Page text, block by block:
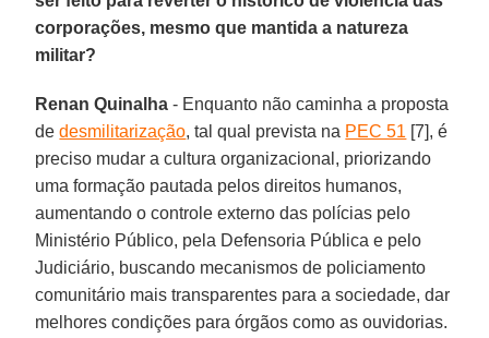
corporações, mesmo que mantida a natureza
militar?
Renan Quinalha - Enquanto não caminha a proposta
dedesmilitarização, tal qual prevista na PEC 51 [7], é
preciso mudar a cultura organizacional, priorizando
uma formação pautada pelos direitos humanos,
aumentando o controle externo das polícias pelo
Ministério Público, pela Defensoria Pública e pelo
Judiciário, buscando mecanismos de policiamento
comunitário mais transparentes para a sociedade, dar
melhores condições para órgãos como as ouvidorias.